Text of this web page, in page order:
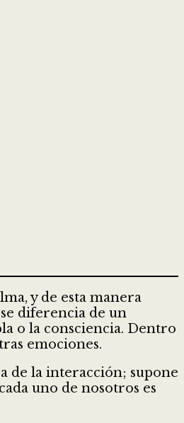
y de esta manera
diferencia de un
o la consciencia. Dentro
emociones.
de la interacción; supone
uno de nosotros es